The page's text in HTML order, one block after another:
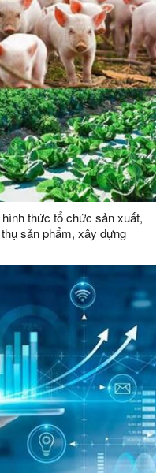
thức tổ chức sản xuất,
sản phẩm, xây dựng